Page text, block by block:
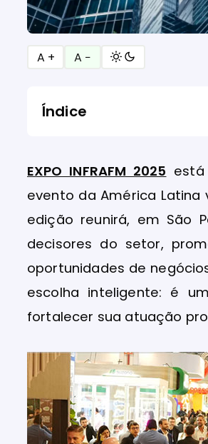
A + A −
Índice
EXPO INFRAFM 2025
evento da América Latina
edição reunirá, em São
decisores do setor,
oportunidades de
escolha inteligente: é
fortalecer sua atuação